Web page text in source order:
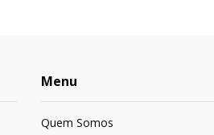
Menu
Quem Somos